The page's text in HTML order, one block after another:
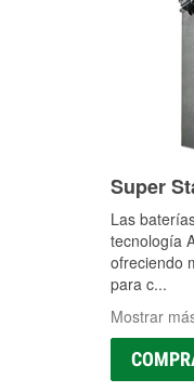
Super
Las
tecnología
ofreciendo
para c...
Mostrar